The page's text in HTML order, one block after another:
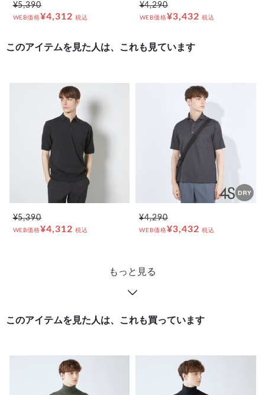
¥5,390
WEB価格¥4,312 税込
¥4,290
WEB価格¥3,432 税込
このアイテムを見た人は、これも見ています
¥5,390
WEB価格¥4,312 税込
¥4,290
WEB価格¥3,432 税込
もっと見る
このアイテムを見た人は、これも買っています